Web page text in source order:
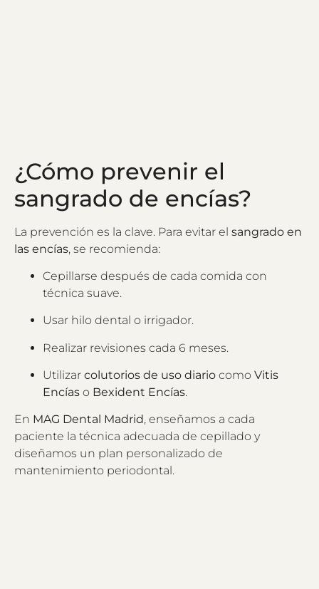
¿Cómo prevenir el
sangrado de encías?
La prevención es la clave. Para evitar el sangrado en
las encías, se recomienda:
Cepillarse después de cada comida con
técnica suave.
Usar hilo dental o irrigador.
Realizar revisiones cada 6 meses.
Utilizar colutorios de uso diario como Vitis
Encías o Bexident Encías.
En MAG Dental Madrid, enseñamos a cada
paciente la técnica adecuada de cepillado y
diseñamos un plan personalizado de
mantenimiento periodontal.